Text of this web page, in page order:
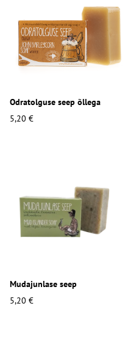
Odratolguse seep õllega
5,20 €
Mudajunlase seep
5,20 €